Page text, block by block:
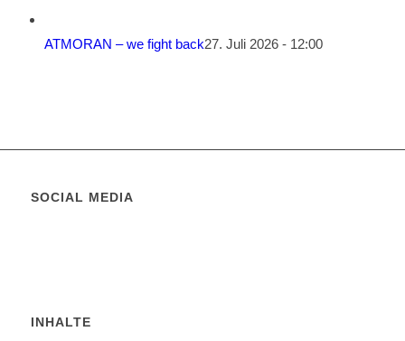
ATMORAN – we fight back27. Juli 2026 - 12:00
SOCIAL MEDIA
INHALTE